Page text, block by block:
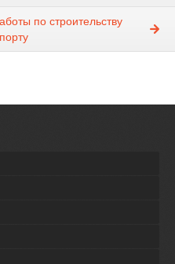
по строительству